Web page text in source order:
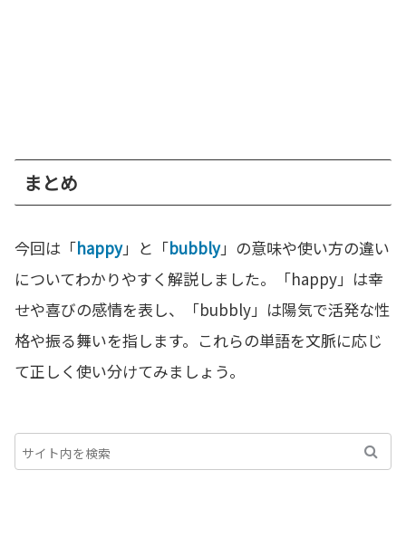
まとめ
今回は「happy」と「bubbly」の意味や使い方の違い
についてわかりやすく解説しました。「happy」は幸
せや喜びの感情を表し、「bubbly」は陽気で活発な性
格や振る舞いを指します。これらの単語を文脈に応じ
て正しく使い分けてみましょう。